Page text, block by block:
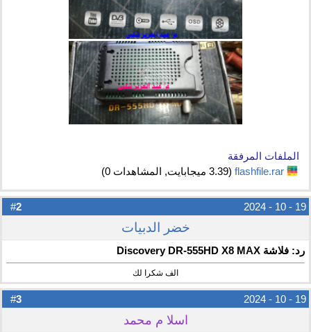
الملفات المرفقة
flashfile.rar‏ (3.39 ميجابايت, المشاهدات 0)
2 19 - 10 - 2024
خضر الدبيات
رد: فلاشة Discovery DR-555HD X8 MAX
الف شكرا لك
3 19 - 10 - 2024
اسلا م محمد